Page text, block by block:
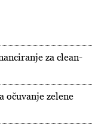
za clean-
očuvanje zelene